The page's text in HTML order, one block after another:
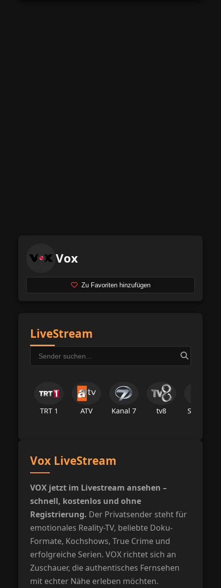
Vox
Zu Favoriten hinzufügen
LiveStream
TRT 1 ATV Kanal 7 tv8 Star Tv
Vox LiveStream
VOX jetzt im Livestream ansehen –
schnell, kostenlos und ohne
Registrierung. Der Privatsender steht für
emotionales Reality-TV, beliebte Doku-
Formate, Kochshows, True Crime und
erfolgreiche Serien. VOX richtet sich an
Zuschauer, die authentisches Fernsehen
mit echter Nähe erleben möchten.